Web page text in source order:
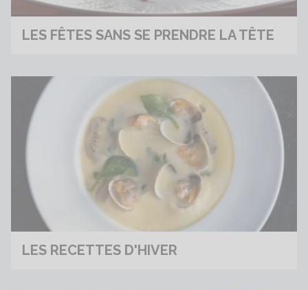
LES FÊTES SANS SE PRENDRE LA TÊTE
LES RECETTES D'HIVER